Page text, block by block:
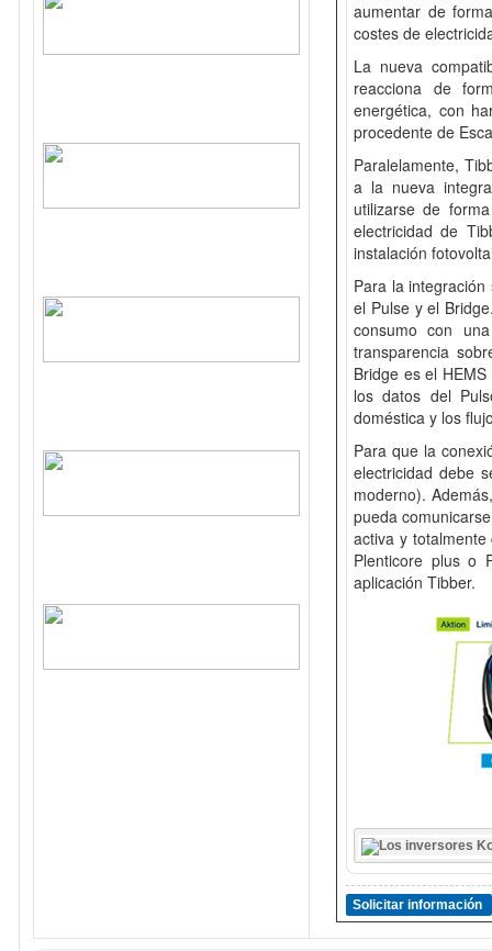
aumentar de
costes de
La nueva
reacciona de
energética, con
procedente de
Paralelamente,
a la nueva
utilizarse de
electricidad de
instalación
Para la
el Pulse y el
consumo con
transparencia
Bridge es el
los datos del
doméstica y los
Para que la
electricidad debe
moderno).
pueda
activa y
Plenticore plus o
aplicación Tibber.
Solicitar información